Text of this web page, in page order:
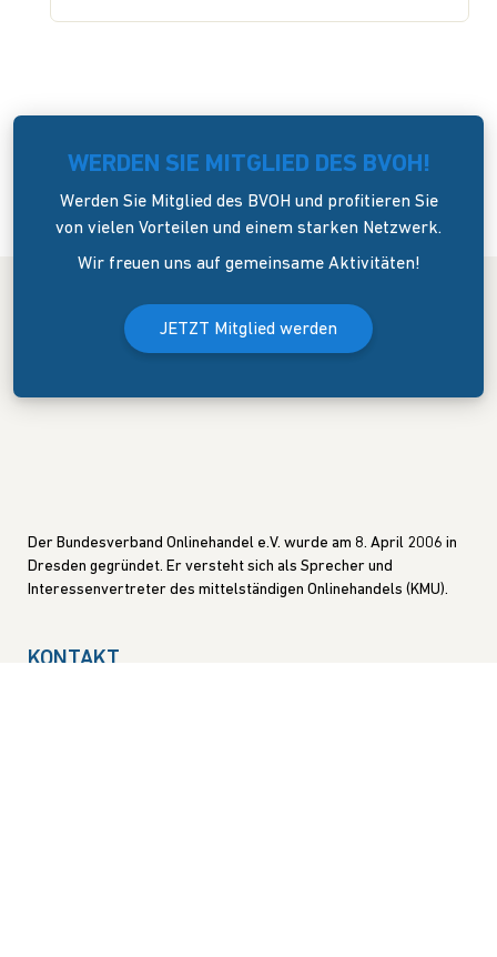
WERDEN SIE MITGLIED DES BVOH!
Werden Sie Mitglied des BVOH und profitieren Sie
von vielen Vorteilen und einem starken Netzwerk.
Wir freuen uns auf gemeinsame Aktivitäten!
JETZT Mitglied werden
Der Bundesverband Onlinehandel e.V. wurde am 8. April 2006 in
Dresden gegründet. Er versteht sich als Sprecher und
Interessenvertreter des mittelständigen Onlinehandels (KMU).
KONTAKT